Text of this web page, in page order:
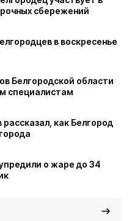
сбережений
в воскресенье
Белгородской области
специалистам
как Белгород
о жаре до 34